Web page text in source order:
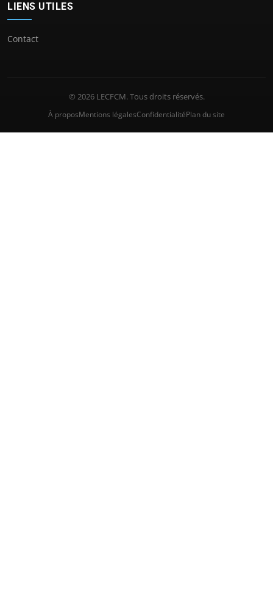
LIENS UTILES
Contact
© 2026 LECFCM. Tous droits réservés.
À proposMentions légalesConfidentialitéPlan du site